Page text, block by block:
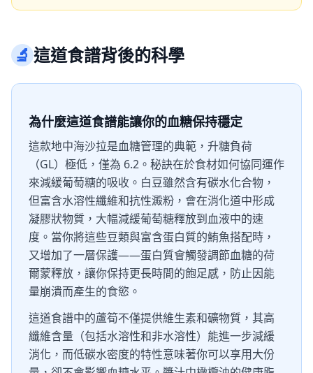
🔬這道食譜背後的科學
為什麼這道食譜能讓你的血糖保持穩定
這款地中海沙拉是血糖管理的典範，升糖負荷
（GL）極低，僅為 6.2。秘訣在於食材如何協同運作
來減緩葡萄糖的吸收。白豆雖然含有碳水化合物，
但富含水溶性纖維和抗性澱粉，會在消化道中形成
凝膠狀物質，大幅減緩葡萄糖釋放到血液中的速
度。當你將這些豆類與富含蛋白質的鮪魚搭配時，
又增加了一層保護——蛋白質會觸發調節血糖的荷
爾蒙釋放，讓你保持更長時間的飽足感，防止因能
量崩潰而產生的食慾。
這道食譜中的蘆筍不僅提供維生素和礦物質，其高
纖維含量（包括水溶性和非水溶性）能進一步減緩
消化，而低碳水密度的特性意味著你可以享用大份